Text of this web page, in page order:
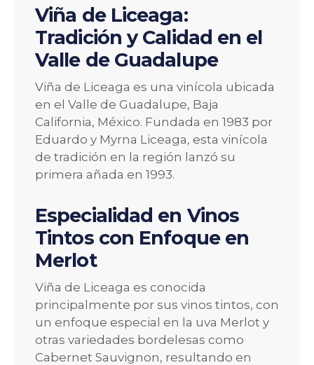
Viña de Liceaga:
Tradición y Calidad en el
Valle de Guadalupe
Viña de Liceaga es una vinícola ubicada
en el Valle de Guadalupe, Baja
California, México. Fundada en 1983 por
Eduardo y Myrna Liceaga, esta vinícola
de tradición en la región lanzó su
primera añada en 1993.
Especialidad en Vinos
Tintos con Enfoque en
Merlot
Viña de Liceaga es conocida
principalmente por sus vinos tintos, con
un enfoque especial en la uva Merlot y
otras variedades bordelesas como
Cabernet Sauvignon, resultando en